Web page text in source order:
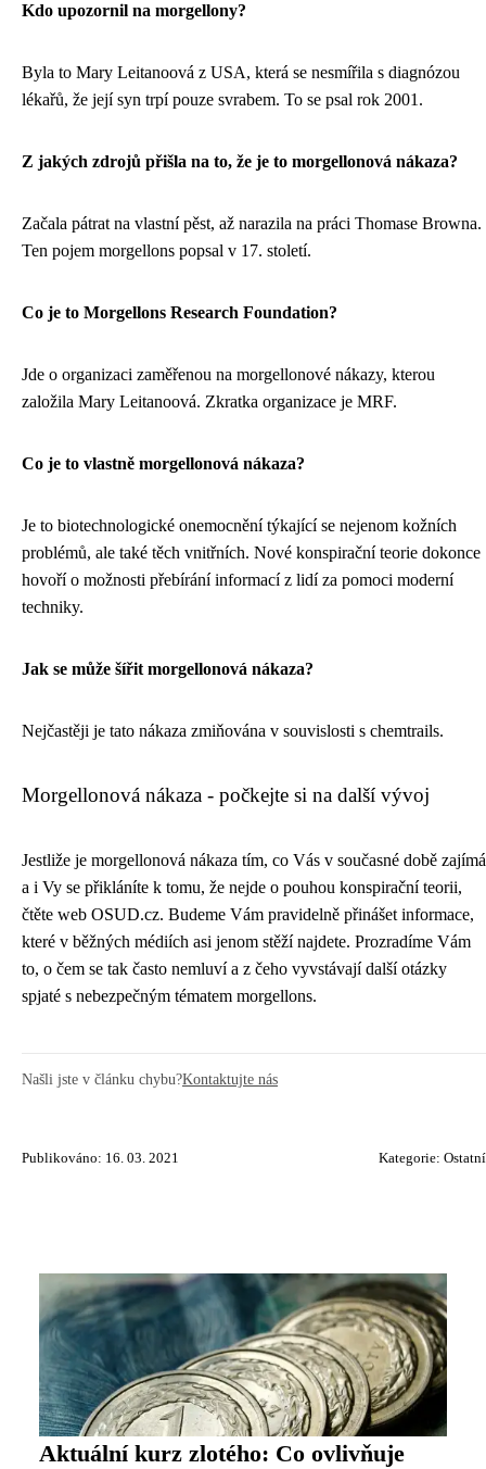
Kdo upozornil na morgellony?
Byla to Mary Leitanoová z USA, která se nesmířila s diagnózou
lékařů, že její syn trpí pouze svrabem. To se psal rok 2001.
Z jakých zdrojů přišla na to, že je to morgellonová nákaza?
Začala pátrat na vlastní pěst, až narazila na práci Thomase Browna.
Ten pojem morgellons popsal v 17. století.
Co je to Morgellons Research Foundation?
Jde o organizaci zaměřenou na morgellonové nákazy, kterou
založila Mary Leitanoová. Zkratka organizace je MRF.
Co je to vlastně morgellonová nákaza?
Je to biotechnologické onemocnění týkající se nejenom kožních
problémů, ale také těch vnitřních. Nové konspirační teorie dokonce
hovoří o možnosti přebírání informací z lidí za pomoci moderní
techniky.
Jak se může šířit morgellonová nákaza?
Nejčastěji je tato nákaza zmiňována v souvislosti s chemtrails.
Morgellonová nákaza - počkejte si na další vývoj
Jestliže je morgellonová nákaza tím, co Vás v současné době zajímá
a i Vy se přikláníte k tomu, že nejde o pouhou konspirační teorii,
čtěte web OSUD.cz. Budeme Vám pravidelně přinášet informace,
které v běžných médiích asi jenom stěží najdete. Prozradíme Vám
to, o čem se tak často nemluví a z čeho vyvstávají další otázky
spjaté s nebezpečným tématem morgellons.
Našli jste v článku chybu?Kontaktujte nás
Publikováno: 16. 03. 2021 Kategorie: Ostatní
Aktuální kurz zlotého: Co ovlivňuje